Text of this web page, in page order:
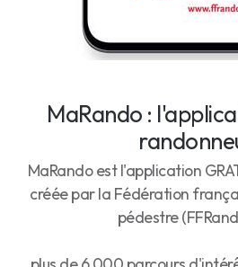
MaRando :
MaRando est l'application
créée par la Fédération
pédestre